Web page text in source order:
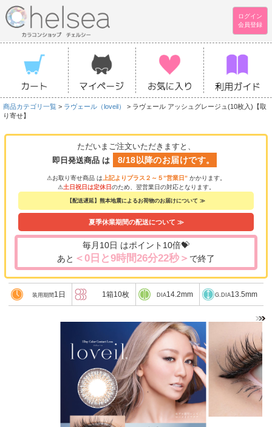
ログイン
会員登録
商品カテゴリ一覧 > ラヴェール（loveil）
> ラヴェール アッシュグレージュ(10枚入)【取
り寄せ】
ただいまご注文いただきますと、
即日発送商品 は
8/18以降のお届けです。
⚠お取り寄せ商品 は 上記よりプラス２～５”営業日” かかります。
⚠土日祝日は定休日のため、翌営業日の対応となります。
【配送遅延】熊本地震によるお荷物のお届けについて ≫
夏季休業期間の配送について ≫
毎月10日 はポイント10倍💝
あと ＜0日と9時間26分22秒＞ で終了
装用期間 1日 1箱10枚 DIA14.2mm G.DIA13.5mm